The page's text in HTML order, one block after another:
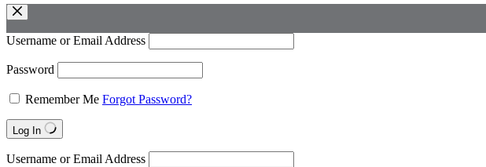
Username or Email Address
Password
Remember Me Forgot Password?
Log In
Username or Email Address